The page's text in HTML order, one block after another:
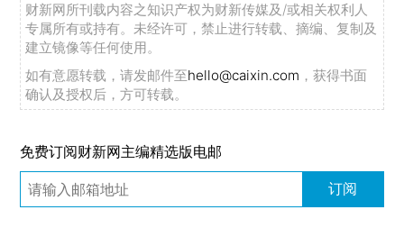
财新网所刊载内容之知识产权为财新传媒及/或相关权利人
专属所有或持有。未经许可，禁止进行转载、摘编、复制及
建立镜像等任何使用。
如有意愿转载，请发邮件至hello@caixin.com ，获得书面
确认及授权后，方可转载。
免费订阅财新网主编精选版电邮
订阅